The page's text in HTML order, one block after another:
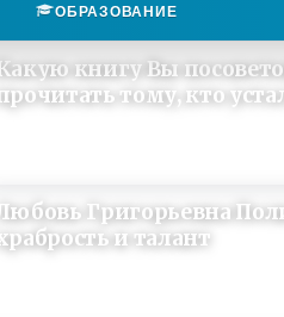
ОБРАЗОВАНИЕ
книгу Вы
тому, кто
Григорьевна
и талант